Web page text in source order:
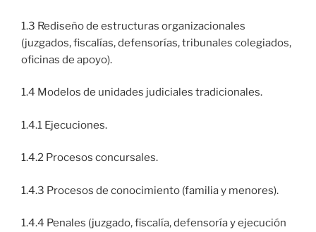
1.3 Rediseño de estructuras organizacionales
(juzgados, fiscalías, defensorías, tribunales colegiados,
oficinas de apoyo).
1.4 Modelos de unidades judiciales tradicionales.
1.4.1 Ejecuciones.
1.4.2 Procesos concursales.
1.4.3 Procesos de conocimiento (familia y menores).
1.4.4 Penales (juzgado, fiscalía, defensoría y ejecución